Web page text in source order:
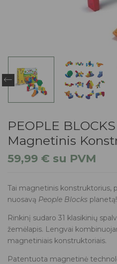
PEOPLE
Magnetinis
59,99 € su PVM
Tai magnetinis konstruktorius,
nuosavą People Blocks planetą!
Rinkinį sudaro 31 klasikinių
žemėlapis. Lengvai
magnetiniais konstruktoriais.
Patentuota magnetinė